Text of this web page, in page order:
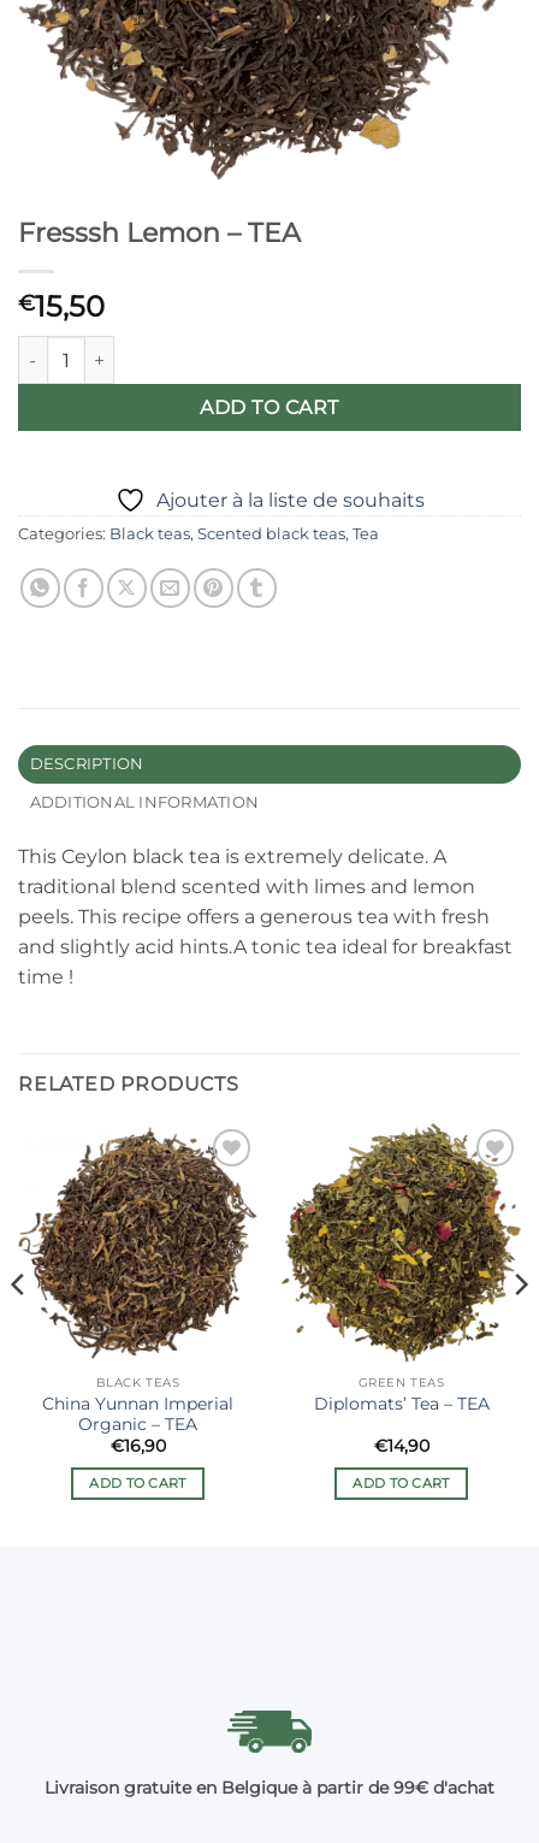
Fresssh Lemon – TEA
€15,50
Fresssh Lemon - TEA quantity
ADD TO CART
Ajouter à la liste de souhaits
Categories: Black teas, Scented black teas, Tea
DESCRIPTION
ADDITIONAL INFORMATION
This Ceylon black tea is extremely delicate. A
traditional blend scented with limes and lemon
peels. This recipe offers a generous tea with fresh
and slightly acid hints.A tonic tea ideal for breakfast
time !
RELATED PRODUCTS
Ajouter
à la liste
de
souhaits
BLACK TEAS
China Yunnan Imperial
Organic – TEA
€16,90
ADD TO CART
Ajouter
à la liste
de
souhaits
GREEN TEAS
Diplomats’ Tea – TEA
€14,90
ADD TO CART
Livraison gratuite en Belgique à partir de 99€ d'achat